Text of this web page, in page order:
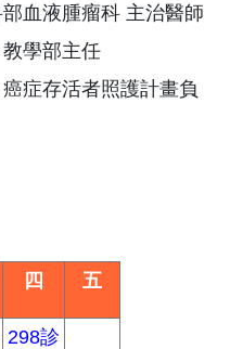
血液腫瘤科 主治醫師
學部主任
症存活者照護計畫負
四 五
298診